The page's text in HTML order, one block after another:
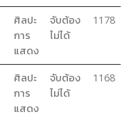
ศิลปะ
การ
แสดง
จับต้อง
ไม่ได้
1178
ศิลปะ
การ
แสดง
จับต้อง
ไม่ได้
1168